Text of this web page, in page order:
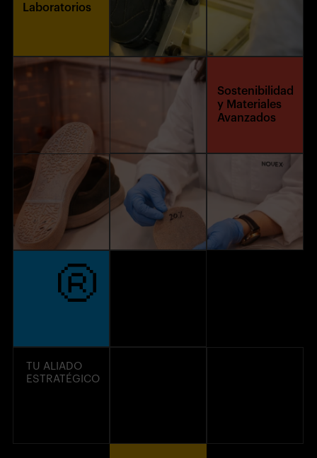
Laboratorios
Sostenibilidad
y Materiales
Avanzados
TU ALIADO
ESTRATÉGICO